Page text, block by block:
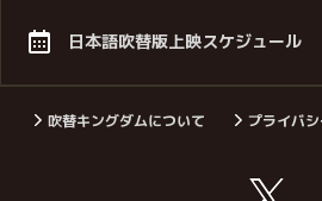
日本語吹替版上映スケジュール
吹替キングダムについて プライバ